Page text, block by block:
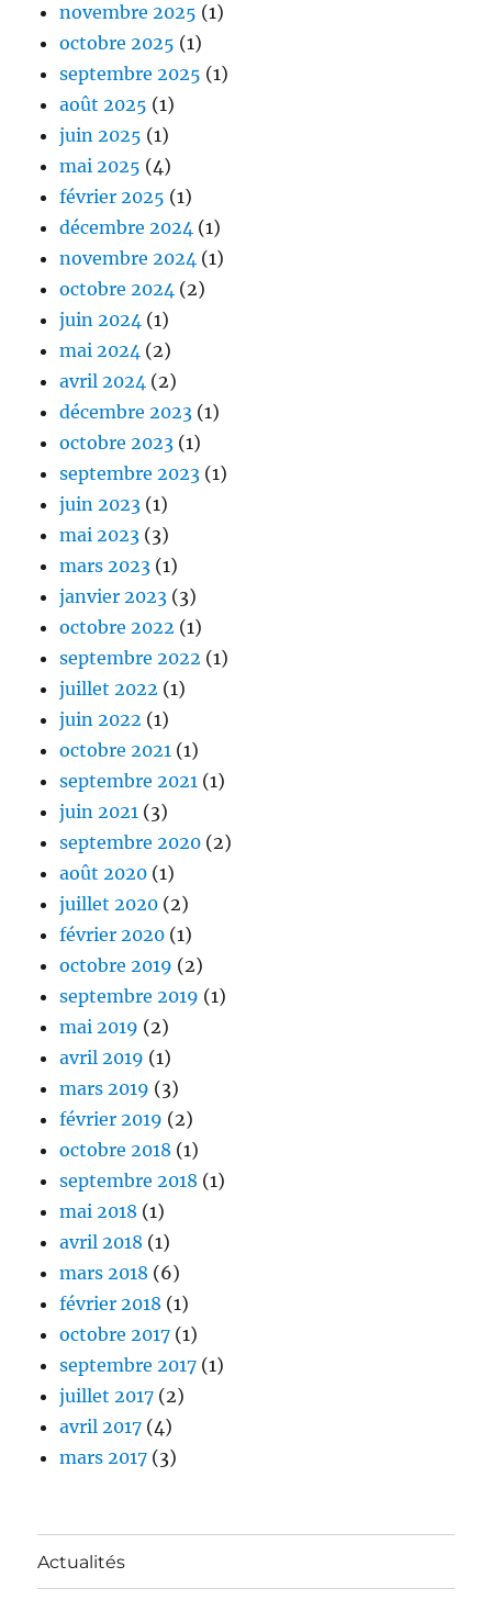
novembre 2025 (1)
octobre 2025 (1)
septembre 2025 (1)
août 2025 (1)
juin 2025 (1)
mai 2025 (4)
février 2025 (1)
décembre 2024 (1)
novembre 2024 (1)
octobre 2024 (2)
juin 2024 (1)
mai 2024 (2)
avril 2024 (2)
décembre 2023 (1)
octobre 2023 (1)
septembre 2023 (1)
juin 2023 (1)
mai 2023 (3)
mars 2023 (1)
janvier 2023 (3)
octobre 2022 (1)
septembre 2022 (1)
juillet 2022 (1)
juin 2022 (1)
octobre 2021 (1)
septembre 2021 (1)
juin 2021 (3)
septembre 2020 (2)
août 2020 (1)
juillet 2020 (2)
février 2020 (1)
octobre 2019 (2)
septembre 2019 (1)
mai 2019 (2)
avril 2019 (1)
mars 2019 (3)
février 2019 (2)
octobre 2018 (1)
septembre 2018 (1)
mai 2018 (1)
avril 2018 (1)
mars 2018 (6)
février 2018 (1)
octobre 2017 (1)
septembre 2017 (1)
juillet 2017 (2)
avril 2017 (4)
mars 2017 (3)
Actualités